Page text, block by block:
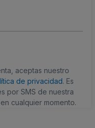
aceptas nuestro
de privacidad. Es
por SMS de nuestra
cualquier momento.